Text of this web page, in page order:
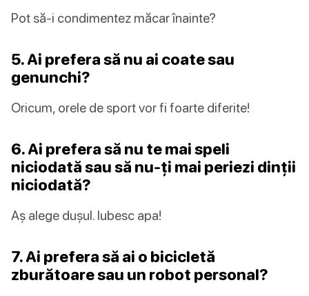
Pot să-i condimentez măcar înainte?
5. Ai prefera să nu ai coate sau
genunchi?
Oricum, orele de sport vor fi foarte diferite!
6. Ai prefera să nu te mai speli
niciodată sau să nu-ți mai periezi dinții
niciodată?
Aș alege dușul. Iubesc apa!
7. Ai prefera să ai o bicicletă
zburătoare sau un robot personal?